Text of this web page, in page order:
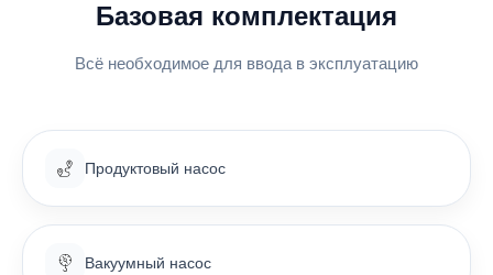
Базовая комплектация
Всё необходимое для ввода в эксплуатацию
Продуктовый насос
Вакуумный насос